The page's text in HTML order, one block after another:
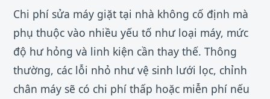
Chi phí sửa máy giặt tại nhà không cố định mà
phụ thuộc vào nhiều yếu tố như loại máy, mức
độ hư hỏng và linh kiện cần thay thế. Thông
thường, các lỗi nhỏ như vệ sinh lưới lọc, chỉnh
chân máy sẽ có chi phí thấp hoặc miễn phí nếu